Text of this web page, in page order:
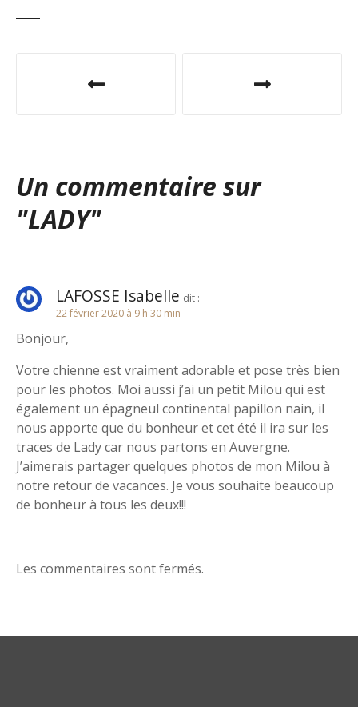
g
a
i
o
n
d
e
l
’
r
Un commentaire sur
"LADY"
LAFOSSE Isabelle dit :
22 février 2020 à 9 h 30 min
Bonjour,
Votre chienne est vraiment adorable et pose très bien
pour les photos. Moi aussi j’ai un petit Milou qui est
également un épagneul continental papillon nain, il
nous apporte que du bonheur et cet été il ira sur les
traces de Lady car nous partons en Auvergne.
J’aimerais partager quelques photos de mon Milou à
notre retour de vacances. Je vous souhaite beaucoup
de bonheur à tous les deux!!!
Les commentaires sont fermés.